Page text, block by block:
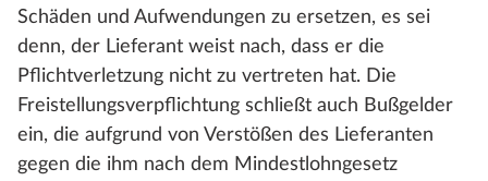
Schäden und Aufwendungen zu ersetzen, es sei
denn, der Lieferant weist nach, dass er die
Pflichtverletzung nicht zu vertreten hat. Die
Freistellungsverpflichtung schließt auch Bußgelder
ein, die aufgrund von Verstößen des Lieferanten
gegen die ihm nach dem Mindestlohngesetz